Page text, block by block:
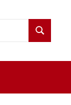
Buscar